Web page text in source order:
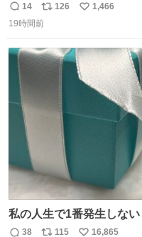
返
信
14
リ
ポ
ト
126
い
数
1,466
19時間前
私の人生で1番発生しな
ました
38 115 16,865